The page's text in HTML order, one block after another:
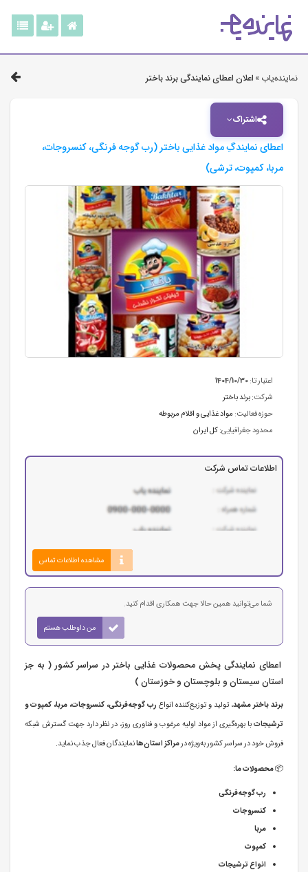
نماینده‌یاب » اعلان اعطای نمایندگی برند باختر
اشتراک
اعطای نمایندگِ مواد غذایی باختر (رب گوجه فرنگی، کنسروجات،
مربا، کمپوت، ترشی)
اعتبار تا:1404/10/30
شرکت:برند باختر
حوزه فعالیت: مواد غذایی و اقلام مربوطه
محدود جغرافیایی:کل ایران
اطلاعات تماس شرکت
مشاهده اطلاعات تماس
شما می‌توانید همین حالا جهت همکاری اقدام کنید.
من داوطلب هستم
اعطای نمایندگی پخش محصولات غذایی باختر در سراسر کشور ( به جز
استان سیستان و بلوچستان و خوزستان )
برند باختر مشهد، تولید و توزیع‌کننده انواع رب گوجه‌فرنگی، کنسروجات، مربا، کمپوت و
ترشیجاتبا بهره‌گیری از مواد اولیه مرغوب و فناوری روز، در نظر دارد جهت گسترش شبکه
فروش خود در سراسر کشور به‌ویژه درمراکز استان‌هانمایندگان فعال جذب نماید.
📦محصولات ما:
رب گوجه‌فرنگی
کنسروجات
مربا
کمپوت
انواع ترشیجات